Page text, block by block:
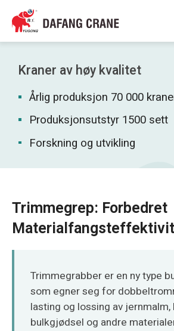
Kraner av høy kvalitet
Årlig produksjon 70 000
Produksjonsutstyr 1500 sett
Forskning og utvikling
Trimmegrep: Forbedret
Trimmegrabber er en ny type
som egner seg for
lasting og lossing av jernmalm,
bulkgjødsel og andre
हिन्दी
Bahasa Indonesia
Bahasa Melayu
Tiếng Việt
বাংলা
فارسی
Pilipino
Беларуская мова
Kiswahili
Dansk
O‘zbekcha